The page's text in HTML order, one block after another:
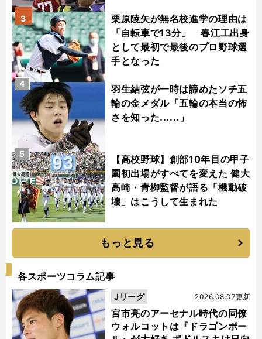
栗原陵矢が無名校進学の理由は
「自転車で13分」 春江工出身
として最初で最後のプロ野球選
手となった
3
羽生結弦が一時は諦めたソチ五
輪の金メダル「五輪の本当の怖
さを知った......」
4
【高校野球】創部10年目の甲子
園初出場がすべてを変えた 健大
高崎・青栁監督が語る「機動破
壊」はこうして生まれた
5
もっと見る
各スポーツコラム記事
宮市亮のアーセナル時代の同僚
ウォルコットは『ドラゴンボー
2026.08.07更新
Jリーグ